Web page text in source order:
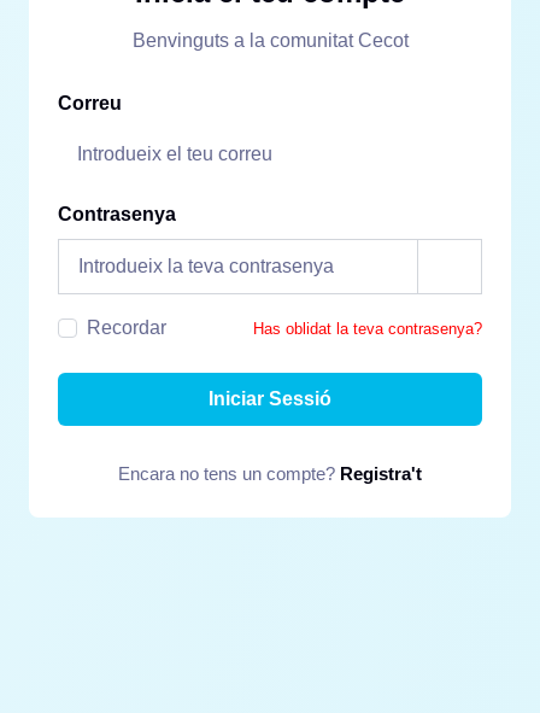
Benvinguts a la comunitat Cecot
Correu
Contrasenya
Recordar Has oblidat la teva contrasenya?
Iniciar Sessió
Encara no tens un compte? Registra't